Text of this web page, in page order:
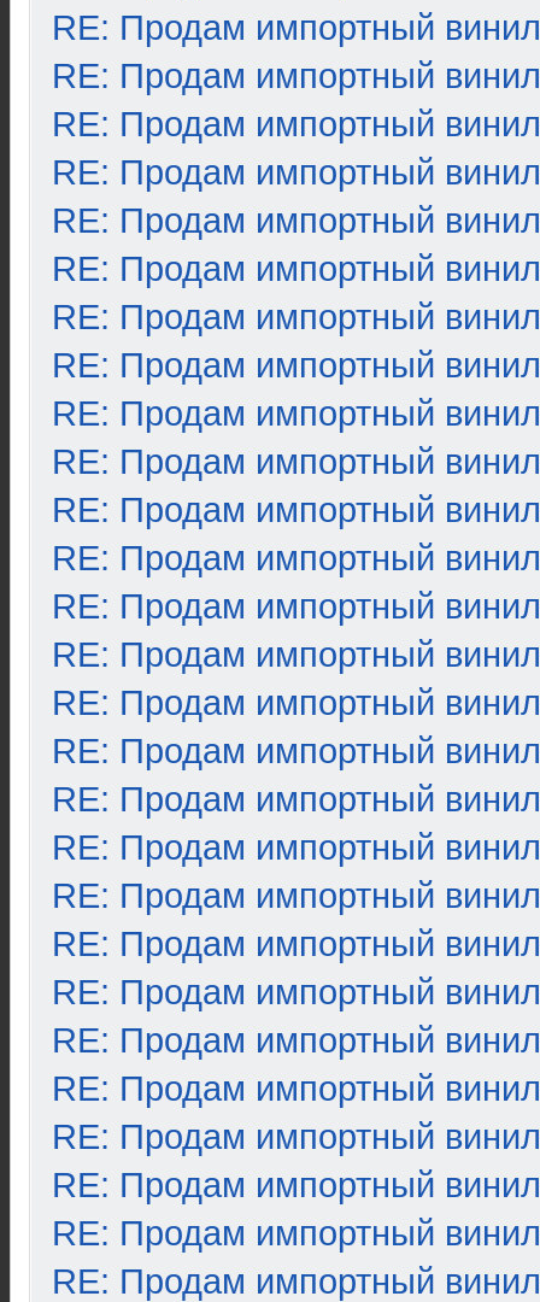
RE: Продам импортный винил
RE: Продам импортный винил
RE: Продам импортный винил
RE: Продам импортный винил
RE: Продам импортный винил
RE: Продам импортный винил
RE: Продам импортный винил
RE: Продам импортный винил
RE: Продам импортный винил
RE: Продам импортный винил
RE: Продам импортный винил
RE: Продам импортный винил
RE: Продам импортный винил
RE: Продам импортный винил
RE: Продам импортный винил
RE: Продам импортный винил
RE: Продам импортный винил
RE: Продам импортный винил
RE: Продам импортный винил
RE: Продам импортный винил
RE: Продам импортный винил
RE: Продам импортный винил
RE: Продам импортный винил
RE: Продам импортный винил
RE: Продам импортный винил
RE: Продам импортный винил
RE: Продам импортный винил